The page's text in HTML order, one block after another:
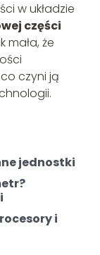
w układzie
części
mała, że
czyni ją
jednostki
i